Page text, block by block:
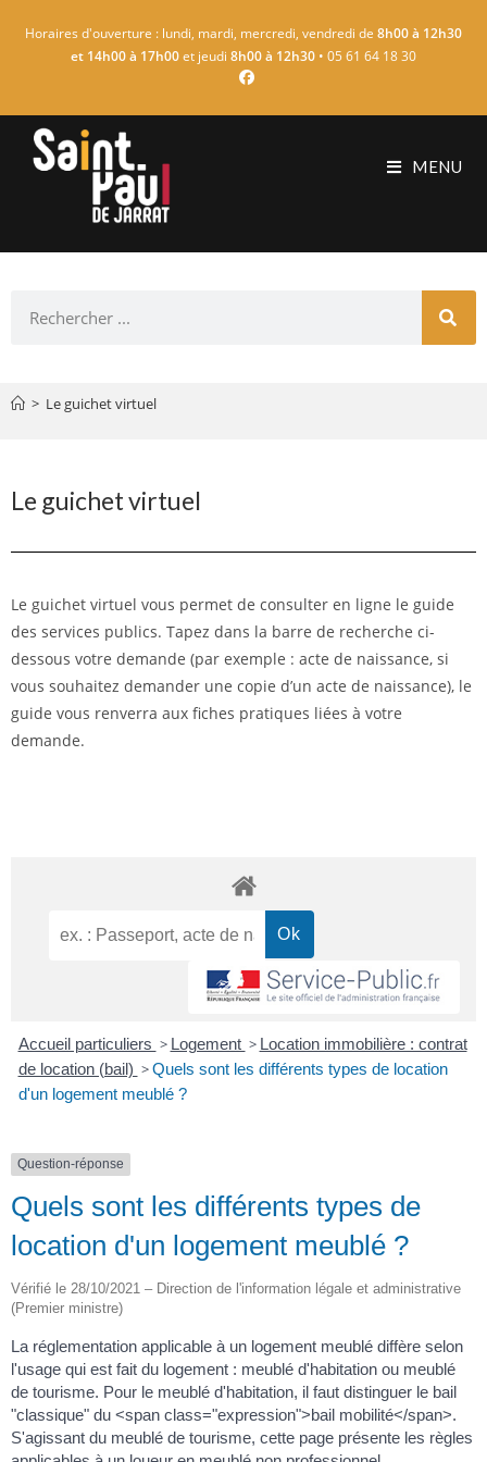
Horaires d'ouverture : lundi, mardi, mercredi, vendredi de 8h00 à 12h30
et 14h00 à 17h00et jeudi 8h00 à 12h30 • 05 61 64 18 30
MENU
> Le guichet virtuel
Le guichet virtuel
Le guichet virtuel vous permet de consulter en ligne le guide
des services publics. Tapez dans la barre de recherche ci-
dessous votre demande (par exemple : acte de naissance, si
vous souhaitez demander une copie d’un acte de naissance), le
guide vous renverra aux fiches pratiques liées à votre
demande.
Accueil particuliers > Logement > Location immobilière : contrat
de location (bail) > Quels sont les différents types de location
d'un logement meublé ?
Question-réponse
Quels sont les différents types de
location d'un logement meublé ?
Vérifié le 28/10/2021 – Direction de l'information légale et administrative
(Premier ministre)
La réglementation applicable à un logement meublé diffère selon
l'usage qui est fait du logement : meublé d'habitation ou meublé
de tourisme. Pour le meublé d'habitation, il faut distinguer le bail
"classique" du <span class="expression">bail mobilité</span>.
S'agissant du meublé de tourisme, cette page présente les règles